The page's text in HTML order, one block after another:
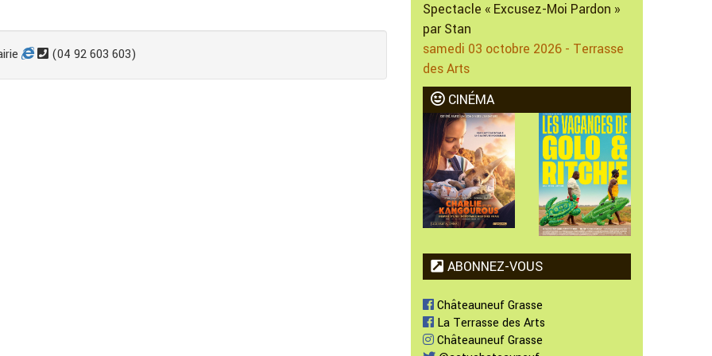
(04 92 603 603)
Spectacle « Excusez-Moi Pardon »
par Stan
samedi 03 octobre 2026 - Terrasse
des Arts
CINÉMA
ABONNEZ-VOUS
Châteauneuf Grasse
La Terrasse des Arts
Châteauneuf Grasse